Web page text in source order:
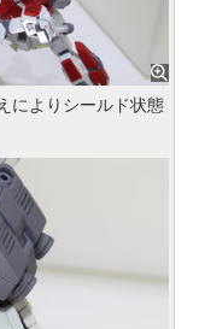
によりシールド状態